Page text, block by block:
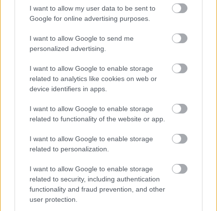
I want to allow my user data to be sent to
Google for online advertising purposes.
I want to allow Google to send me
personalized advertising.
I want to allow Google to enable storage
related to analytics like cookies on web or
device identifiers in apps.
I want to allow Google to enable storage
related to functionality of the website or app.
I want to allow Google to enable storage
related to personalization.
I want to allow Google to enable storage
related to security, including authentication
functionality and fraud prevention, and other
user protection.
Ver esta publicación en Instagram